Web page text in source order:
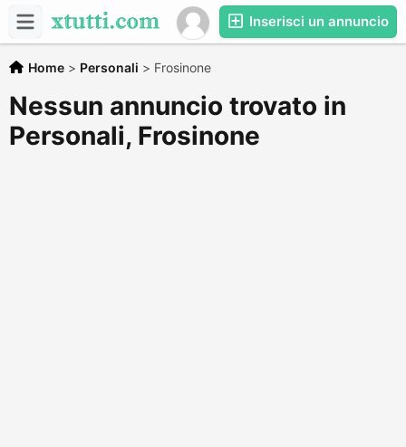
Inserisci un annuncio
Home > Personali > Frosinone
Nessun annuncio trovato in
Personali, Frosinone